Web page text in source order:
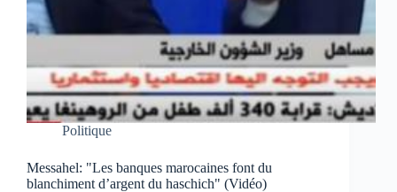
Politique
Messahel: "Les banques marocaines font du
blanchiment d’argent du haschich" (Vidéo)